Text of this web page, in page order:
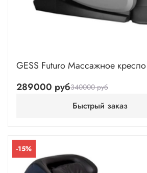
GESS Futuro Массажное
289000 руб340000 руб
Быстрый заказ
-15%